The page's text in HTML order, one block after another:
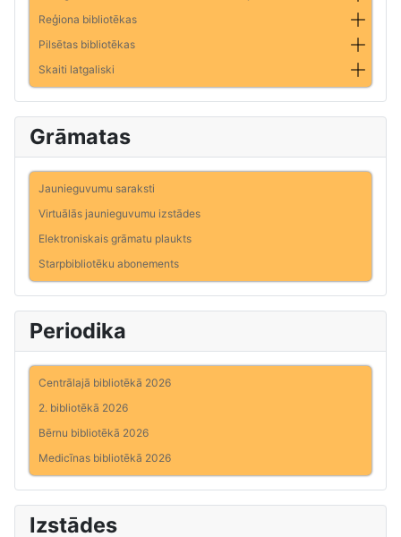
Reģiona bibliotēkas
Pilsētas bibliotēkas
Skaiti latgaliski
Grāmatas
Jaunieguvumu saraksti
Virtuālās jaunieguvumu izstādes
Elektroniskais grāmatu plaukts
Starpbibliotēku abonements
Periodika
Centrālajā bibliotēkā 2026
2. bibliotēkā 2026
Bērnu bibliotēkā 2026
Medicīnas bibliotēkā 2026
Izstādes